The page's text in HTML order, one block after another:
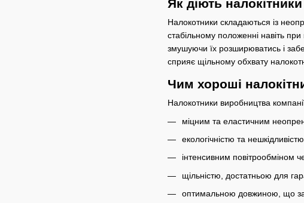
Як діють налокітники
Налокотники складаються із
стабільному положенні навіть
змушуючи їх розширюватись і
сприяє щільному обхвату
Чим хороші
Налокотники виробництва
міцним та еластичним
екологічністю та
інтенсивним повітрообміном
щільністю, достатньою для
оптимальною довжиною, що